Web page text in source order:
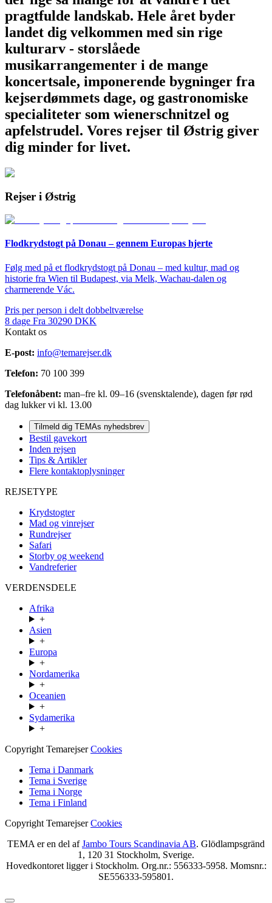
pragtfulde landskab. Hele året byder
landet dig velkommen med sin rige
kulturarv - storslåede
musikarrangementer i de mange
koncertsale, imponerende bygninger fra
kejserdømmets dage, og gastronomiske
specialiteter som wienerschnitzel og
apfelstrudel. Vores rejser til Østrig giver
dig minder for livet.
Rejser i Østrig
Flodkrydstogt på Donau – gennem Europas hjerte
Følg med på et flodkrydstogt på Donau – med kultur, mad og
historie fra Wien til Budapest, via Melk, Wachau-dalen og
charmerende Vác.
Pris per person i delt dobbeltværelse
8 dage Fra 30290 DKK
Kontakt os
E-post: info@temarejser.dk
Telefon: 70 100 399
Telefonåbent: man–fre kl. 09–16 (svensktalende), dagen før rød
dag lukker vi kl. 13.00
Tilmeld dig TEMAs nyhedsbrev
Bestil gavekort
Inden rejsen
Tips & Artikler
Flere kontaktoplysninger
REJSETYPE
Krydstogter
Mad og vinrejser
Rundrejser
Safari
Storby og weekend
Vandreferier
VERDENSDELE
Afrika
+
Asien
+
Europa
+
Nordamerika
+
Oceanien
+
Sydamerika
+
Copyright TemarejserCookies
Tema i Danmark
Tema i Sverige
Tema i Norge
Tema i Finland
Copyright TemarejserCookies
TEMA er en del afJambo Tours Scandinavia AB. Glödlampsgränd
1, 120 31 Stockholm, Sverige.
Hovedkontoret ligger i Stockholm. Org.nr.: 556333-5958. Momsnr.:
SE556333-595801.